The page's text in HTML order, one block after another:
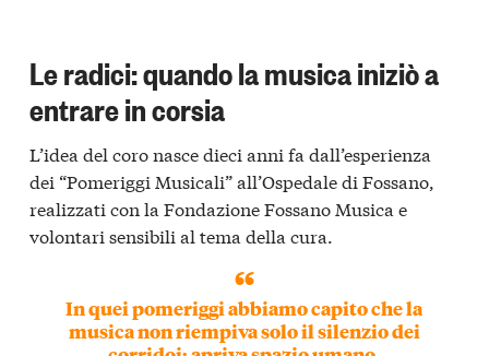
Le radici: quando la musica iniziò a
entrare in corsia
L’idea del coro nasce dieci anni fa dall’esperienza
dei “Pomeriggi Musicali” all’Ospedale di Fossano,
realizzati con la Fondazione Fossano Musica e
volontari sensibili al tema della cura.
In quei pomeriggi abbiamo capito che la
musica non riempiva solo il silenzio dei